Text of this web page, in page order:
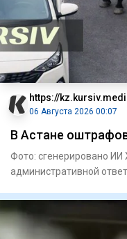
https://
06 Августа 2026 00:07
В Астане
Фото: сгенерировано
административной